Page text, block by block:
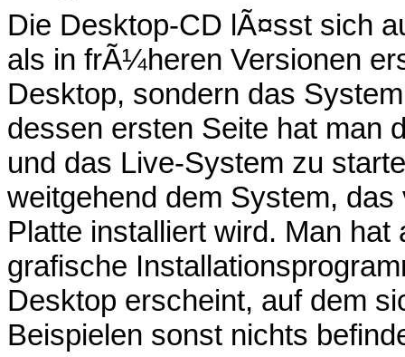
Die Desktop-CD lÃ¤sst sich
als in frÃ¼heren Versionen
Desktop, sondern das
dessen ersten Seite hat man
und das Live-System zu
weitgehend dem System,
Platte installiert wird. Man
grafische
Desktop erscheint, auf dem
Beispielen sonst nichts